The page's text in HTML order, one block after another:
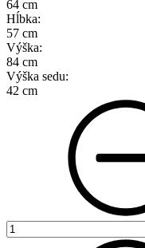
64 cm
Hĺbka:
57 cm
Výška:
84 cm
Výška sedu:
42 cm